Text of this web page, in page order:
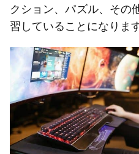
クション、パズル、その
習していることになります